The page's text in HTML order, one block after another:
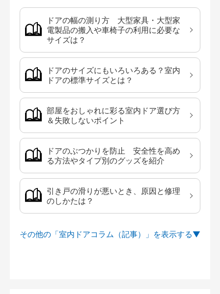
ドアの幅の測り方 大型家具・大型家
電製品の搬入や車椅子の利用に必要な
サイズは？
ドアのサイズにもいろいろある？室内
ドアの標準サイズとは？
部屋をおしゃれに彩る室内ドア選び方
＆失敗しないポイント
ドアのぶつかりを防止 安全性を高め
る方法やタイプ別のグッズを紹介
引き戸の滑りが悪いとき、原因と修理
のしかたは？
その他の「室内ドアコラム（記事）」を